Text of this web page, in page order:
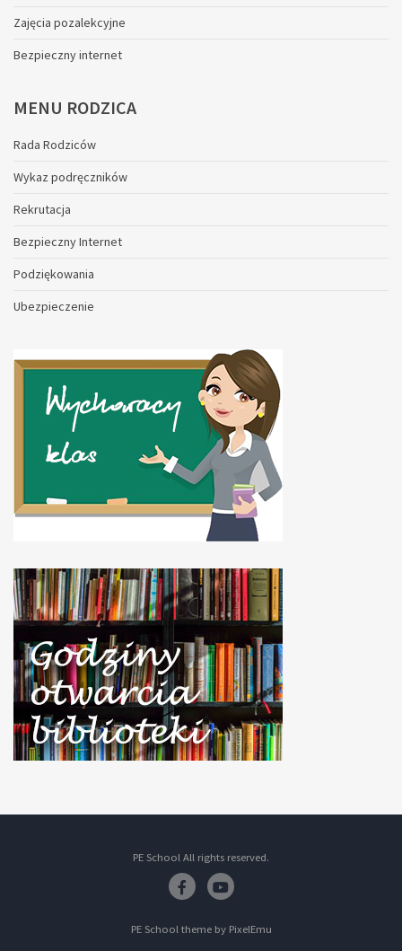
Zajęcia pozalekcyjne
Bezpieczny internet
MENU RODZICA
Rada Rodziców
Wykaz podręczników
Rekrutacja
Bezpieczny Internet
Podziękowania
Ubezpieczenie
PE School All rights reserved.
PE School theme by PixelEmu